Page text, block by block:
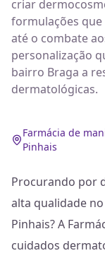
criar
formulações
até o combate
personalização
bairro Braga a
dermatológicas.
Farmácia de
Pinhais
Procurando por
alta qualidade
Pinhais? A
cuidados